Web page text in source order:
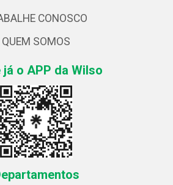
CONOSCO
QUEM SOMOS
já o APP da Wilso